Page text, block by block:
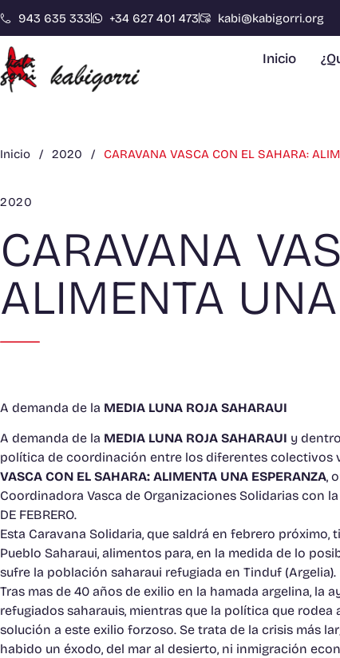
943 635 333 +34 627 401 473 kabi@kabigorri.org
Inicio
Inicio / 2020 / CARAVANA VASCA CON EL SAHARA:
2020
CARAVANA
ALIMENTA
A demanda de la MEDIA LUNA ROJA SAHARAUI
A demanda de la MEDIA LUNA ROJA SAHARAUI y
política de coordinación entre los diferentes colectivos
VASCA CON EL SAHARA: ALIMENTA UNA ESPERANZA,
Coordinadora Vasca de Organizaciones Solidarias con la
DE FEBRERO.
Esta Caravana Solidaria, que saldrá en febrero
Pueblo Saharaui, alimentos para, en la medida de lo
sufre la población saharaui refugiada en Tinduf (Argelia).
Tras mas de 40 años de exilio en la hamada argelina, la
refugiados saharauis, mientras que la política que
solución a este exilio forzoso. Se trata de la crisis más
habido un éxodo, del mar al desierto, ni inmigración